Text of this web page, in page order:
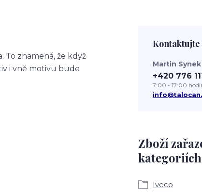
To znamená, že když
i vně motivu bude
Zboží
kategoriích
Iveco
Kontaktujte
Martin Synek
+420 776
7:00 - 17:00